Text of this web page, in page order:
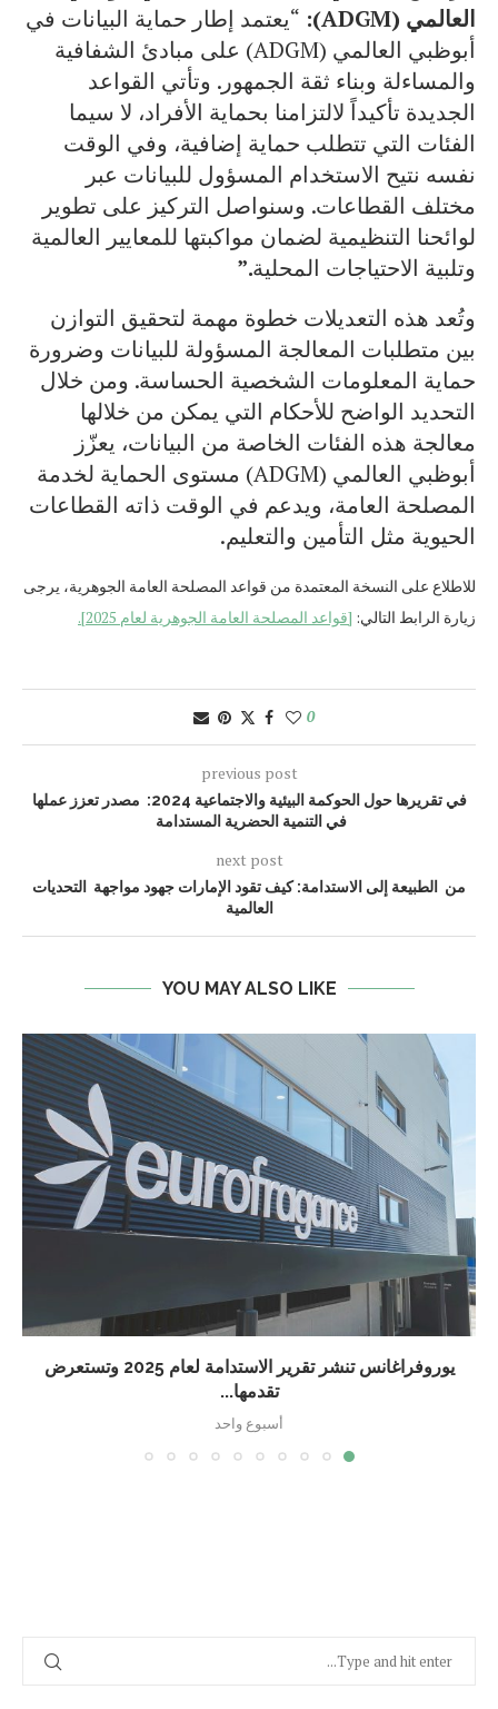
العالمي (
ADGM
): “يعتمد إطار حماية البيانات في
أبوظبي العالمي (ADGM) على مبادئ الشفافية
والمساءلة وبناء ثقة الجمهور. وتأتي القواعد
الجديدة تأكيداً لالتزامنا بحماية الأفراد، لا سيما
الفئات التي تتطلب حماية إضافية، وفي الوقت
نفسه نتيح الاستخدام المسؤول للبيانات عبر
مختلف القطاعات. وسنواصل التركيز على تطوير
لوائحنا التنظيمية لضمان مواكبتها للمعايير العالمية
وتلبية الاحتياجات المحلية.”
وتُعد هذه التعديلات خطوة مهمة لتحقيق التوازن
بين متطلبات المعالجة المسؤولة للبيانات وضرورة
حماية المعلومات الشخصية الحساسة. ومن خلال
التحديد الواضح للأحكام التي يمكن من خلالها
معالجة هذه الفئات الخاصة من البيانات، يعزّز
أبوظبي العالمي (ADGM) مستوى الحماية لخدمة
المصلحة العامة، ويدعم في الوقت ذاته القطاعات
الحيوية مثل التأمين والتعليم.
للاطلاع على النسخة المعتمدة من قواعد المصلحة العامة الجوهرية، يرجى
زيارة الرابط التالي: [قواعد المصلحة العامة الجوهرية لعام 2025 ].
0
previous post
في تقريرها حول الحوكمة البيئية والاجتماعية 2024: مصدر تعزز عملها
في التنمية الحضرية المستدامة
next post
من الطبيعة إلى الاستدامة: كيف تقود الإمارات جهود مواجهة التحديات
العالمية
YOU MAY ALSO LIKE
يوروفراغانس تنشر تقرير الاستدامة لعام 2025 وتستعرض
تقدمها...
أسبوع واحد